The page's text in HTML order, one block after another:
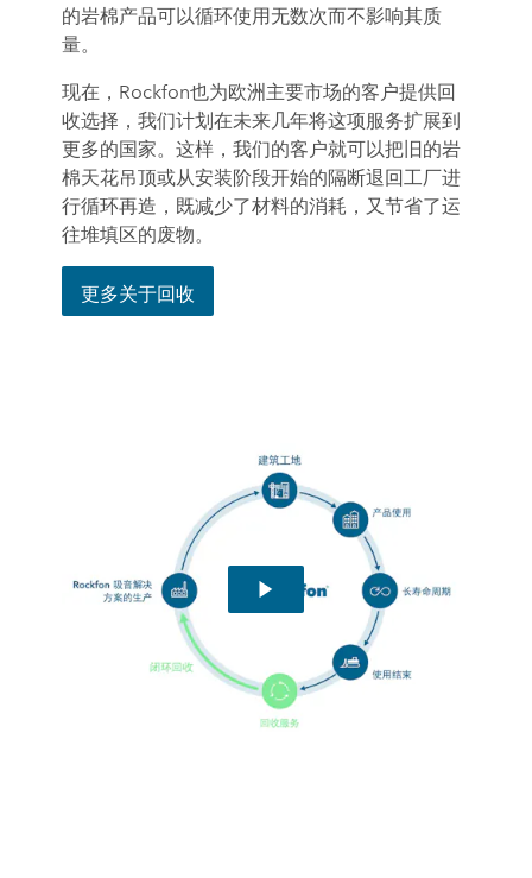
的岩棉产品可以循环使用无数次而不影响其质
量。
现在，Rockfon也为欧洲主要市场的客户提供回
收选择，我们计划在未来几年将这项服务扩展到
更多的国家。这样，我们的客户就可以把旧的岩
棉天花吊顶或从安装阶段开始的隔断退回工厂进
行循环再造，既减少了材料的消耗，又节省了运
往堆填区的废物。
更多关于回收